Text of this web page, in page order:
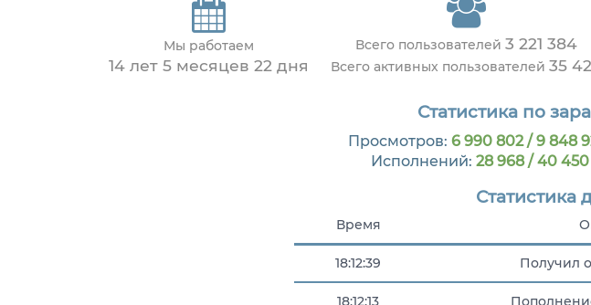
Мы работаем
14 лет 5 месяцев 22 дня
Всего пользователей 3 221 384
Всего активных пользователей 35
Статистика по
Просмотров: 6 990 802 / 9 848
Исполнений: 28 968 / 40 450
Статистика
Время
18:12:39 Получил